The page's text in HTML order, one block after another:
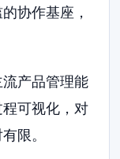
协作基座，
流产品管理能
可视化，对
限。